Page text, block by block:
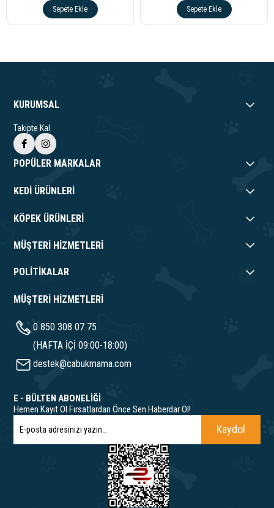
Sepete Ekle Sepete Ekle
KURUMSAL
Takipte Kal
POPÜLER MARKALAR
KEDİ ÜRÜNLERİ
KÖPEK ÜRÜNLERİ
MÜŞTERİ HİZMETLERİ
POLİTİKALAR
MÜŞTERİ HİZMETLERİ
0 850 308 07 75
(HAFTA İÇİ 09:00-18:00)
destek@cabukmama.com
E - BÜLTEN ABONELİĞİ
Hemen Kayıt Ol Fırsatlardan Önce Sen Haberdar Ol!
Kaydol